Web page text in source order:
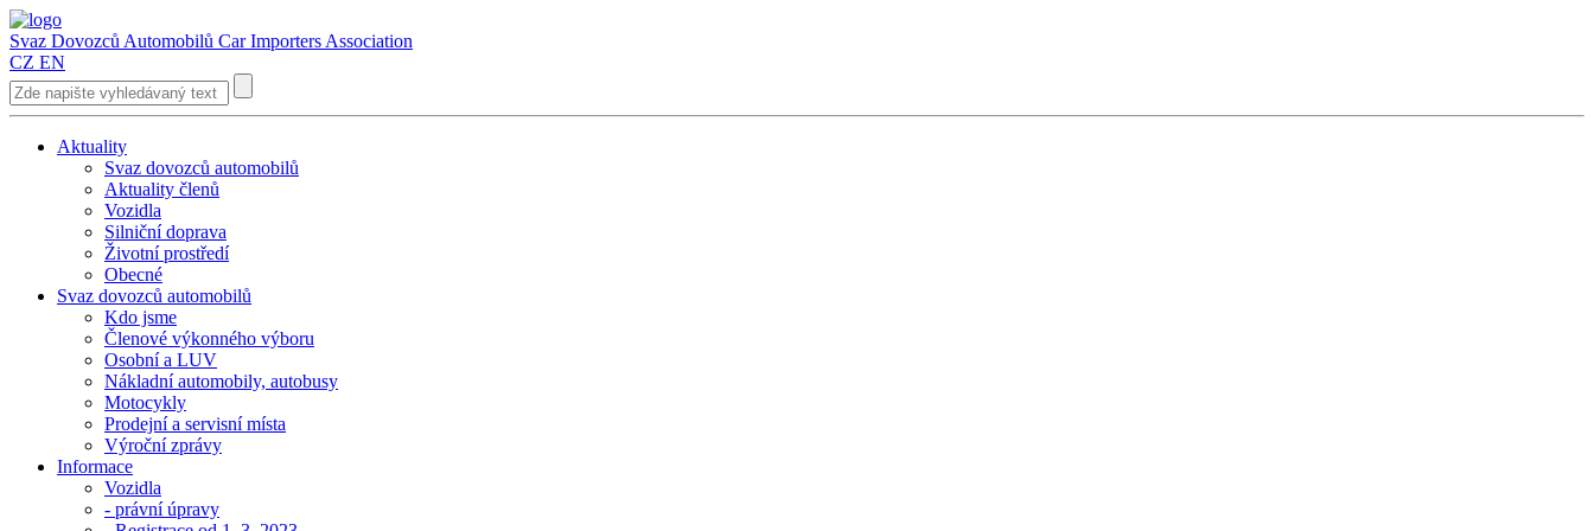
Svaz Dovozců Automobilů Car Importers Association
CZ EN
Aktuality
Svaz dovozců automobilů
Aktuality členů
Vozidla
Silniční doprava
Životní prostředí
Obecné
Svaz dovozců automobilů
Kdo jsme
Členové výkonného výboru
Osobní a LUV
Nákladní automobily, autobusy
Motocykly
Prodejní a servisní místa
Výroční zprávy
Informace
Vozidla
- právní úpravy